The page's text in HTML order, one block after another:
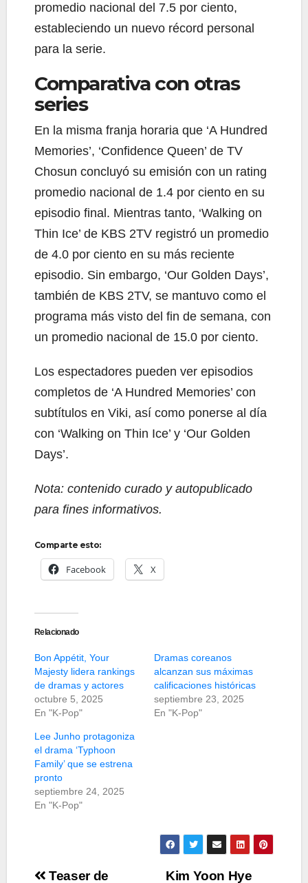
promedio nacional del 7.5 por ciento,
estableciendo un nuevo récord personal
para la serie.
Comparativa con otras
series
En la misma franja horaria que ‘A Hundred
Memories’, ‘Confidence Queen’ de TV
Chosun concluyó su emisión con un rating
promedio nacional de 1.4 por ciento en su
episodio final. Mientras tanto, ‘Walking on
Thin Ice’ de KBS 2TV registró un promedio
de 4.0 por ciento en su más reciente
episodio. Sin embargo, ‘Our Golden Days’,
también de KBS 2TV, se mantuvo como el
programa más visto del fin de semana, con
un promedio nacional de 15.0 por ciento.
Los espectadores pueden ver episodios
completos de ‘A Hundred Memories’ con
subtítulos en Viki, así como ponerse al día
con ‘Walking on Thin Ice’ y ‘Our Golden
Days’.
Nota: contenido curado y autopublicado
para fines informativos.
Comparte esto:
Facebook X
Relacionado
Bon Appétit, Your
Majesty lidera rankings
de dramas y actores
octubre 5, 2025
En "K-Pop"
Dramas coreanos
alcanzan sus máximas
calificaciones históricas
septiembre 23, 2025
En "K-Pop"
Lee Junho protagoniza
el drama ‘Typhoon
Family’ que se estrena
pronto
septiembre 24, 2025
En "K-Pop"
Navegación Kim Yoon Hye
Teaser de